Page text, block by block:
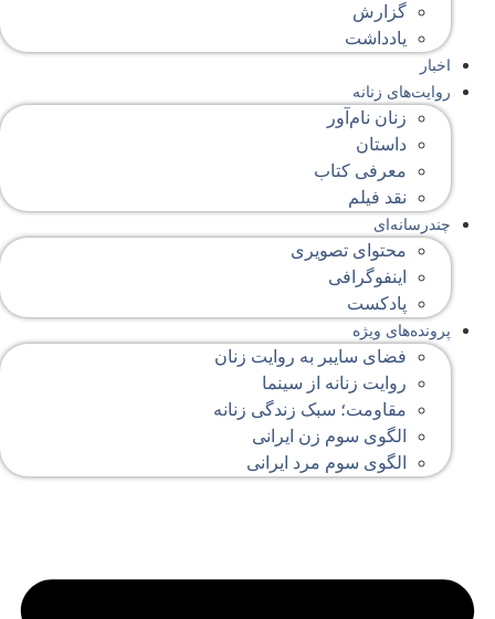
گزارش
یادداشت
اخبار
روایت‌های زنانه
زنان نام‌آور
داستان
معرفی کتاب
نقد فیلم
چندرسانه‌ای
محتوای تصویری
اینفوگرافی
پادکست
پرونده‌های ویژه
فضای سایبر به روایت زنان
روایت زنانه از سینما
مقاومت؛ سبک زندگی زنانه
الگوی سوم زن ایرانی
الگوی سوم مرد ایرانی